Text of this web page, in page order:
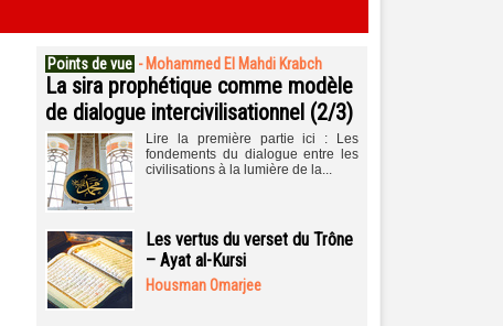
Points de vue - Mohammed El Mahdi Krabch
La sira prophétique comme modèle
de dialogue intercivilisationnel (2/3)
Lire la première partie ici : Les
fondements du dialogue entre les
civilisations à la lumière de la...
Les vertus du verset du Trône
– Ayat al-Kursi
Housman Omarjee